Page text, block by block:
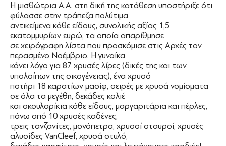
Η μισθώτρια Α.Α. στη δική της κατάθεση υποστήριξε ότι
φύλασσε στην τράπεζα πολύτιμα
αντικείμενα κάθε είδους, συνολικής αξίας 1,5
εκατομμυρίων ευρώ, τα οποία απαρίθμησε
σε χειρόγραφη λίστα που προσκόμισε στις Αρχές τον
περασμένο Νοέμβριο. Η γυναίκα
κάνει λόγο για 87 χρυσές λίρες (δικές της και των
υπολοίπων της οικογένειας), ένα χρυσό
ποτήρι 18 καρατίων μασίφ, σειρές με χρυσά νομίσματα
σε όλα τα μεγέθη, δεκάδες κολιέ
και σκουλαρίκια κάθε είδους, μαργαριτάρια και πέρλες,
πάνω από 10 χρυσές καδένες,
τρεις τανζανίτες, μονόπετρα, χρυσοί σταυροί, χρυσές
αλυσίδες VanCleef, χρυσά στυλό,